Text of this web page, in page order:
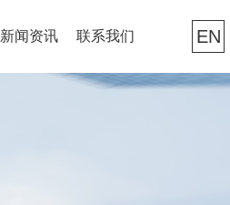
新闻资讯 联系我们 EN